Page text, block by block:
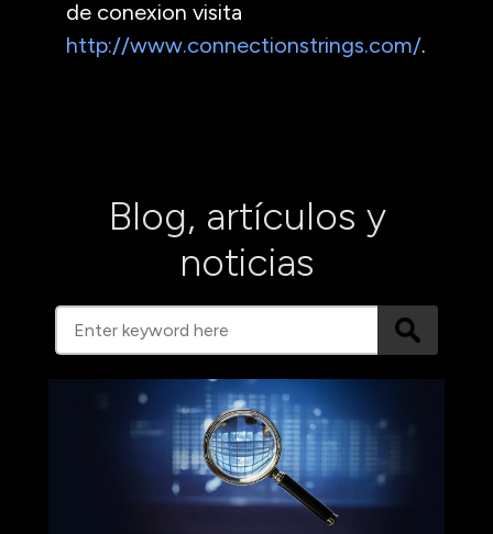
de conexion visita
http://www.connectionstrings.com/.
Blog, artículos y
noticias